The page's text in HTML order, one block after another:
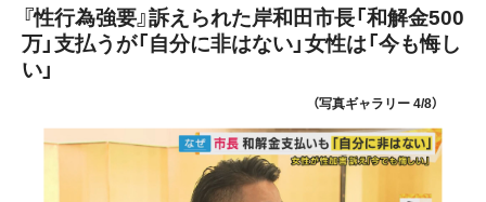
『性行為強要』訴えられた岸和田市長「和解金500
万」支払うが「自分に非はない」女性は「今も悔し
い」
（写真ギャラリー 4/8）